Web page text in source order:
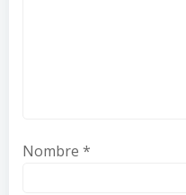
Nombre *